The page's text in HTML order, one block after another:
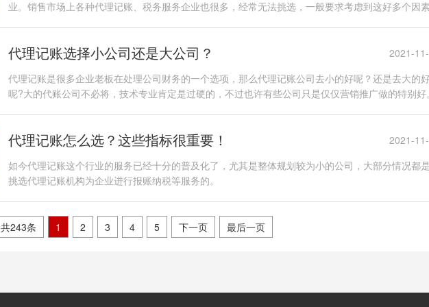
业。销售市场上各种代理记账、税务服务企业也很多，经常无法挑选，一般要求考虑到这好多个因素
代理记账选择小公司还是大公司？
2021-
代理记账是很多企业老板在处理公司财务的一个选项，那么代理记账公司去小的好呢？还是去大的
呢?大的代账公司不必将，技术专业肯定是过硬的，不过也许有些公司只是仅仅营销推广做的特别好。
代理记账怎么选？这些指标很重要！
2021-
如今代理记账这个行业的服务已经十分的普及化了，尤其是整体规划较为小的公司，大部分情况都
挑选代理记账机构为企业进行报账纳税等服务的。
共243条 1 2 3 4 5 下一页 最后一页